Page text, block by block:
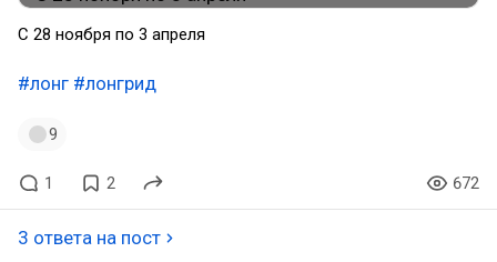
С 28 ноября по 3 апреля
#лонг #лонгрид
9
1 2 672
3 ответа на пост